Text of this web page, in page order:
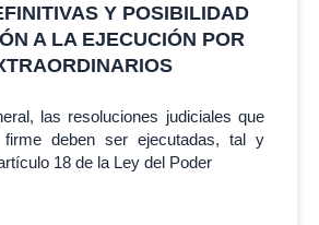
Y POSIBILIDAD
A LA EJECUCIÓN POR
las resoluciones judiciales que
firme deben ser ejecutadas, tal y
18 de la Ley del Poder